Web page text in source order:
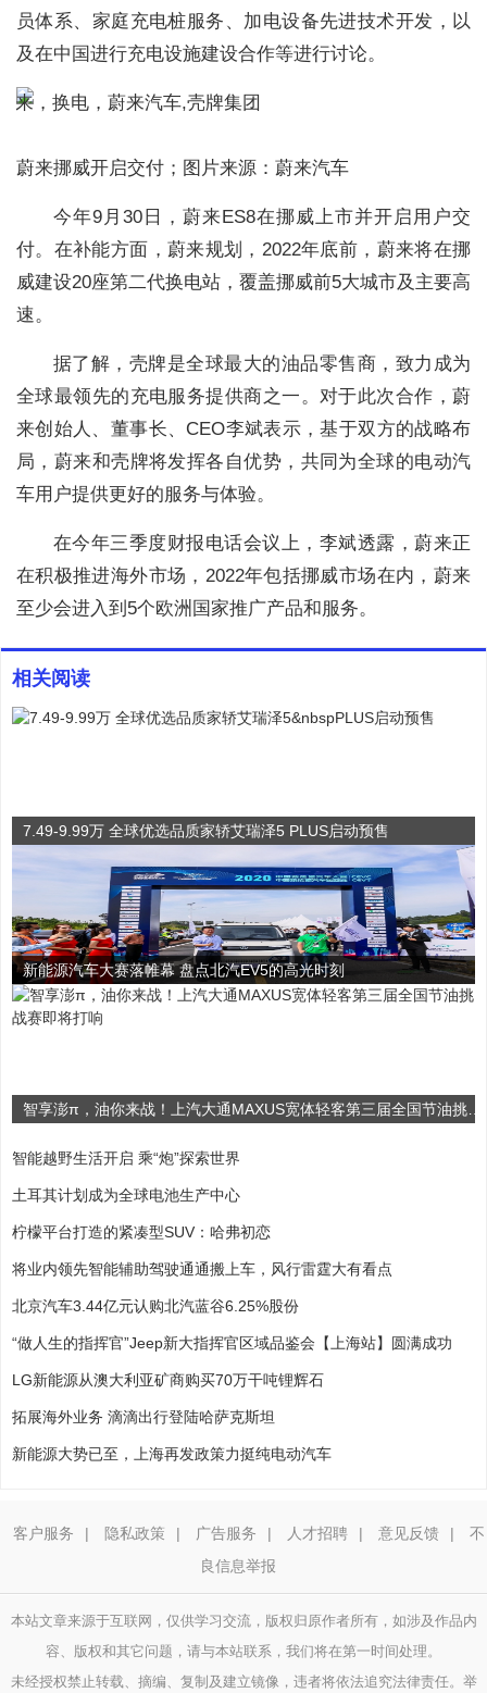
员体系、家庭充电桩服务、加电设备先进技术开发，以
及在中国进行充电设施建设合作等进行讨论。
蔚来挪威开启交付；图片来源：蔚来汽车
今年9月30日，蔚来ES8在挪威上市并开启用户交
付。在补能方面，蔚来规划，2022年底前，蔚来将在挪
威建设20座第二代换电站，覆盖挪威前5大城市及主要高
速。
据了解，壳牌是全球最大的油品零售商，致力成为
全球最领先的充电服务提供商之一。对于此次合作，蔚
来创始人、董事长、CEO李斌表示，基于双方的战略布
局，蔚来和壳牌将发挥各自优势，共同为全球的电动汽
车用户提供更好的服务与体验。
在今年三季度财报电话会议上，李斌透露，蔚来正
在积极推进海外市场，2022年包括挪威市场在内，蔚来
至少会进入到5个欧洲国家推广产品和服务。
相关阅读
7.49-9.99万 全球优选品质家轿艾瑞泽5 PLUS启动预售
新能源汽车大赛落帷幕 盘点北汽EV5的高光时刻
智能越野生活开启 乘“炮”探索世界
土耳其计划成为全球电池生产中心
柠檬平台打造的紧凑型SUV：哈弗初恋
将业内领先智能辅助驾驶通通搬上车，风行雷霆大有看点
北京汽车3.44亿元认购北汽蓝谷6.25%股份
“做人生的指挥官”Jeep新大指挥官区域品鉴会【上海站】圆满成功
LG新能源从澳大利亚矿商购买70万干吨锂辉石
拓展海外业务 滴滴出行登陆哈萨克斯坦
新能源大势已至，上海再发政策力挺纯电动汽车
客户服务 | 隐私政策 | 广告服务 | 人才招聘 | 意见反馈 |
不
良信息举报
本站文章来源于互联网，仅供学习交流，版权归原作者所有，如涉及作品内
容、版权和其它问题，请与本站联系，我们将在第一时间处理。
未经授权禁止转载、摘编、复制及建立镜像，违者将依法追究法律责任。举